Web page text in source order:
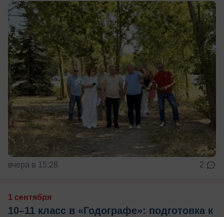
вчера в 15:28 2
1 сентября
10–11 класс в «Годографе»: подготовка к